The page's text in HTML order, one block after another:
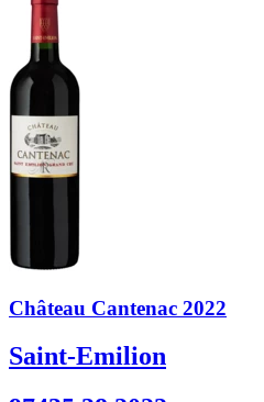
Château Cantenac 2022
Saint-Emilion